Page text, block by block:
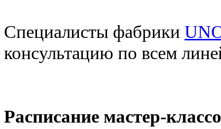
Специалисты фабрики
консультацию по всем
Расписание мастер-